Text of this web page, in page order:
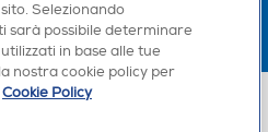
Montefeltro, 6/a 20156 Milano
Selezionando
sarà possibile determinare
in base alle tue
nostra cookie policy per
Cookie Policy